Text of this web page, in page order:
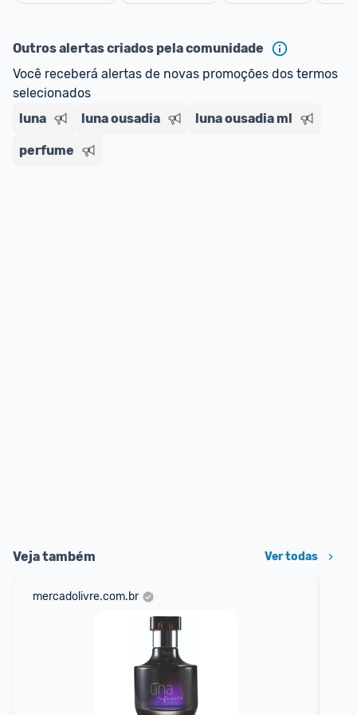
E lembre-se: você sempre pode contar ajuda da
comunidade para tirar dúvidas ou acionar os
nossos Admins marcando
comentário ou através do Fale com o Promobit.
Outros alertas criados pela comunidade
Você receberá alertas de novas promoções dos termos
selecionados
luna
luna ousadia luna ousadia ml
perfume
Veja também Ver todas
mercadolivre.com.br